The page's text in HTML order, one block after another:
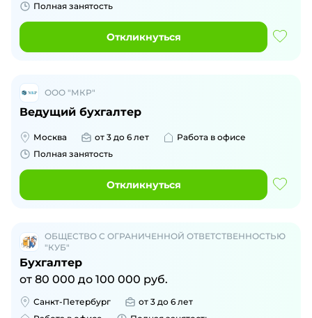
Полная занятость
Откликнуться
ООО "МКР"
Ведущий бухгалтер
Москва от 3 до 6 лет
Работа в офисе
Полная занятость
Откликнуться
ОБЩЕСТВО С ОГРАНИЧЕННОЙ ОТВЕТСТВЕННОСТЬЮ
"КУБ"
Бухгалтер
от 80 000 до 100 000 руб.
Санкт-Петербург
от 3 до 6 лет